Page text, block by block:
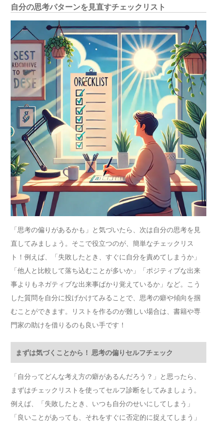
自分の思考パターンを見直すチェックリスト
「思考の偏りがあるかも」と気づいたら、次は自分の思考を見
直してみましょう。そこで役立つのが、簡単なチェックリス
ト！例えば、「失敗したとき、すぐに自分を責めてしまうか」
「他人と比較して落ち込むことが多いか」「ポジティブな出来
事よりもネガティブな出来事ばかり覚えているか」など。こう
した質問を自分に投げかけてみることで、思考の癖や傾向を掴
むことができます。リストを作るのが難しい場合は、書籍や専
門家の助けを借りるのも良い手です！
まずは気づくことから！ 思考の偏りセルフチェック
「自分ってどんな考え方の癖があるんだろう？」と思ったら、
まずはチェックリストを使ってセルフ診断をしてみましょう。
例えば、「失敗したとき、いつも自分のせいにしてしまう」
「良いことがあっても、それをすぐに否定的に捉えてしまう」